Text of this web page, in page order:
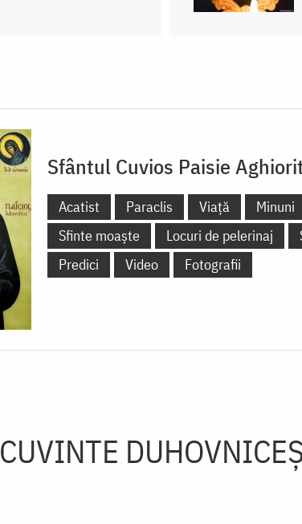
Sfântul Cuvios Paisie
Acatist Paraclis Viață Minuni
Sfinte moaște
Locuri de pelerinaj
Predici
Video Fotografii
CUVINTE